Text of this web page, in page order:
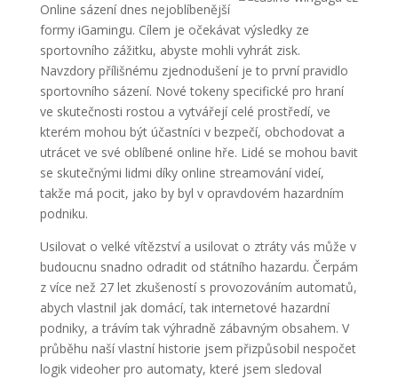
Online sázení dnes nejoblíbenější
formy iGamingu. Cílem je očekávat výsledky ze
sportovního zážitku, abyste mohli vyhrát zisk.
Navzdory přílišnému zjednodušení je to první pravidlo
sportovního sázení. Nové tokeny specifické pro hraní
ve skutečnosti rostou a vytvářejí celé prostředí, ve
kterém mohou být účastníci v bezpečí, obchodovat a
utrácet ve své oblíbené online hře. Lidé se mohou bavit
se skutečnými lidmi díky online streamování videí,
takže má pocit, jako by byl v opravdovém hazardním
podniku.
Usilovat o velké vítězství a usilovat o ztráty vás může v
budoucnu snadno odradit od státního hazardu. Čerpám
z více než 27 let zkušeností s provozováním automatů,
abych vlastnil jak domácí, tak internetové hazardní
podniky, a trávím tak výhradně zábavným obsahem. V
průběhu naší vlastní historie jsem přizpůsobil nespočet
logik videoher pro automaty, které jsem sledoval